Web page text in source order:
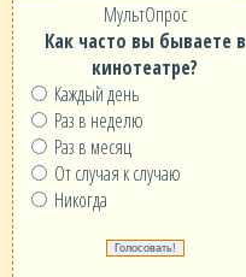
МультОпрос
Как часто вы бываете в
кинотеатре?
Каждый день
Раз в неделю
Раз в месяц
От случая к случаю
Никогда